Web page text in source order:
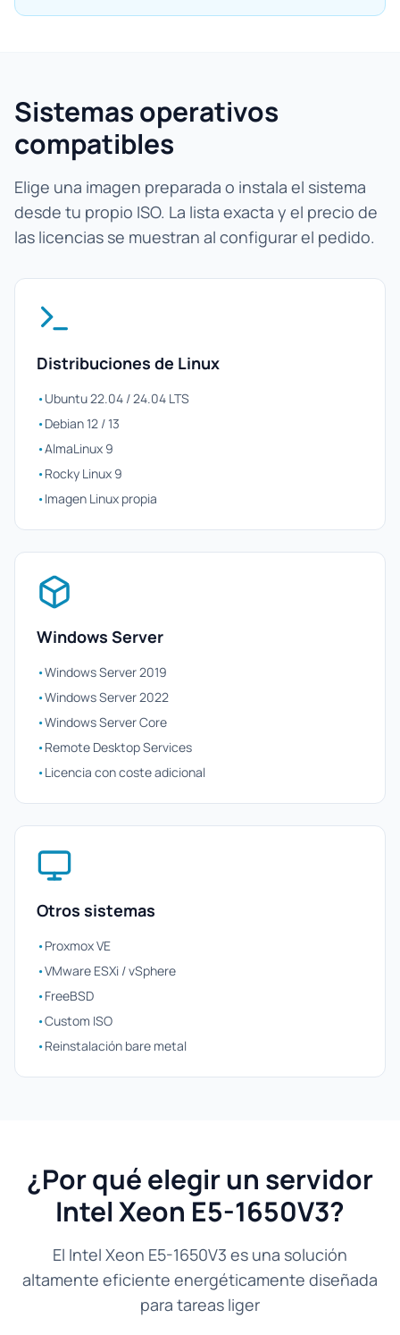
Sistemas operativos
compatibles
Elige una imagen preparada o instala el sistema
desde tu propio ISO. La lista exacta y el precio de
las licencias se muestran al configurar el pedido.
Distribuciones de Linux
•Ubuntu 22.04 / 24.04 LTS
•Debian 12 / 13
•AlmaLinux 9
•Rocky Linux 9
•Imagen Linux propia
Windows Server
•Windows Server 2019
•Windows Server 2022
•Windows Server Core
•Remote Desktop Services
•Licencia con coste adicional
Otros sistemas
•Proxmox VE
•VMware ESXi / vSphere
•FreeBSD
•Custom ISO
•Reinstalación bare metal
¿Por qué elegir un servidor
Intel Xeon E5-1650V3?
El Intel Xeon E5-1650V3 es una solución
altamente eficiente energéticamente diseñada
para tareas liger